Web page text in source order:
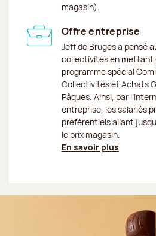
magasin).
Offre entreprise
Jeff de Bruges a pensé
collectivités en mettant
programme spécial
Collectivités et Achats
Pâques. Ainsi, par
entreprise, les salariés
préférentiels allant
le prix magasin.
En savoir plus